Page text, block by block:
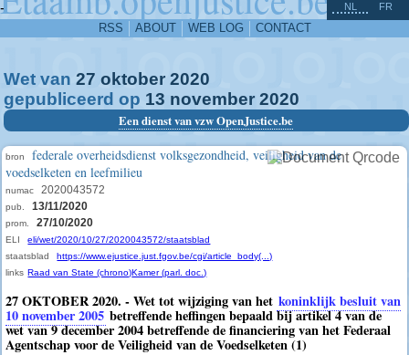
-
RSS ABOUT WEB LOG CONTACT
NL FR
Wet van 27 oktober 2020
gepubliceerd op 13 november 2020
Een dienst van vzw OpenJustice.be
bron
federale overheidsdienst volksgezondheid, veiligheid van de
voedselketen en leefmilieu
numac 2020043572
pub. 13/11/2020
prom. 27/10/2020
ELI
eli/wet/2020/10/27/2020043572/staatsblad
staatsblad
https://www.ejustice.just.fgov.be/cgi/article_body(...)
links Raad van State (chrono)Kamer (parl. doc.)
27 OKTOBER 2020. - Wet tot wijziging van het koninklijk besluit van
10 november 2005 betreffende heffingen bepaald bij artikel 4 van de
wet van 9 december 2004 betreffende de financiering van het Federaal
Agentschap voor de Veiligheid van de Voedselketen (1)
^